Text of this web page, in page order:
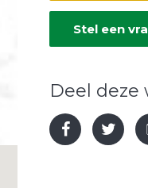
Stel een
Deel deze